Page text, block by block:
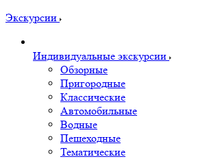
Экскурсии
Индивидуальные экскурсии
Обзорные
Пригородные
Классические
Автомобильные
Водные
Пешеходные
Тематические